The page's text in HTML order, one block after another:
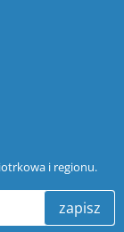
i regionu.
zapisz